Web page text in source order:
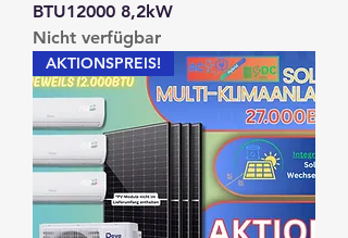
BTU12000 8,2kW
Nicht verfügbar
AKTIONSPREIS!